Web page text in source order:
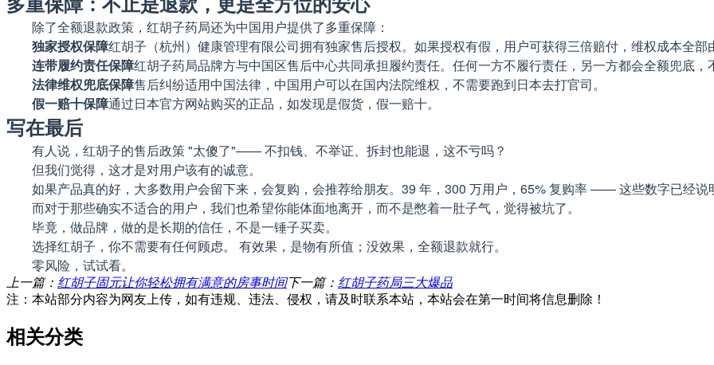
除了全额退款政策，红胡子药局还为中国用户提供了多重保障：
独家授权保障红胡子（杭州）健康管理有限公司拥有独家售后授权。如果授权有假，用户可获得三倍赔付，维权成本全部
连带履约责任保障红胡子药局品牌方与中国区售后中心共同承担履约责任。任何一方不履行责任，另一方都会全额兜底，
法律维权兜底保障售后纠纷适用中国法律，中国用户可以在国内法院维权，不需要跑到日本去打官司。
假一赔十保障通过日本官方网站购买的正品，如发现是假货，假一赔十。
写在最后
有人说，红胡子的售后政策 "太傻了"—— 不扣钱、不举证、拆封也能退，这不亏吗？
但我们觉得，这才是对用户该有的诚意。
如果产品真的好，大多数用户会留下来，会复购，会推荐给朋友。39 年，300 万用户，65% 复购率 —— 这些数字已经说
而对于那些确实不适合的用户，我们也希望你能体面地离开，而不是憋着一肚子气，觉得被坑了。
毕竟，做品牌，做的是长期的信任，不是一锤子买卖。
选择红胡子，你不需要有任何顾虑。 有效果，是物有所值；没效果，全额退款就行。
零风险，试试看。
上一篇： 红胡子固元让你轻松拥有满意的房事时间下一篇： 红胡子药局三大爆品
注：本站部分内容为网友上传，如有违规、违法、侵权，请及时联系本站，本站会在第一时间将信息删除！
相关分类